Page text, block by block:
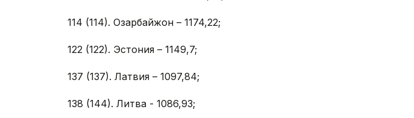
114 (114). Озарбайжон – 1174,22;
122 (122). Эстония – 1149,7;
137 (137). Латвия – 1097,84;
138 (144). Литва - 1086,93;